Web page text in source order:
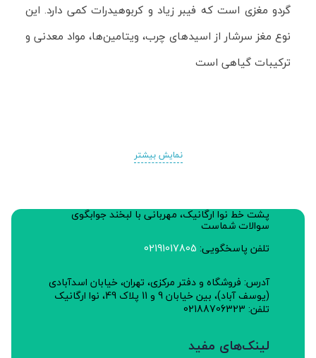
گردو مغزی است که فیبر زیاد و کربوهیدرات کمی دارد. این
نوع مغز سرشار از اسیدهای چرب، ویتامین‌ها، مواد معدنی و
ترکیبات گیاهی است
نمایش بیشتر
پشت خط نوا ارگانیک، مهربانی با لبخند جوابگوی
سوالات شماست
تلفن پاسخگویی: 02191017805
آدرس: فروشگاه و دفتر مرکزی، تهران، خیابان اسدآبادی
(یوسف آباد)، بین خیابان 9 و 11 پلاک 49، نوا ارگانیک
تلفن: 02188706323
لینک‌های مفید